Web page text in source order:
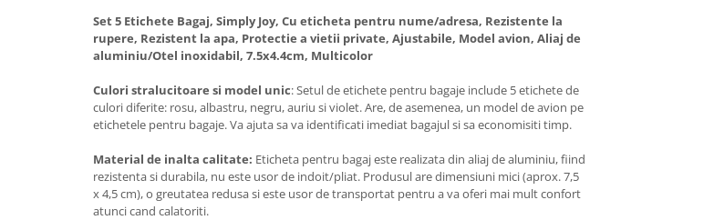
Set 5 Etichete Bagaj, Simply Joy, Cu eticheta pentru nume/adresa, Rezistente la
rupere, Rezistent la apa, Protectie a vietii private, Ajustabile, Model avion, Aliaj de
aluminiu/Otel inoxidabil, 7.5x4.4cm, Multicolor
Culori stralucitoare si model unic: Setul de etichete pentru bagaje include 5 etichete de
culori diferite: rosu, albastru, negru, auriu si violet. Are, de asemenea, un model de avion pe
etichetele pentru bagaje. Va ajuta sa va identificati imediat bagajul si sa economisiti timp.
Material de inalta calitate: Eticheta pentru bagaj este realizata din aliaj de aluminiu, fiind
rezistenta si durabila, nu este usor de indoit/pliat. Produsul are dimensiuni mici (aprox. 7,5
x 4,5 cm), o greutatea redusa si este usor de transportat pentru a va oferi mai mult confort
atunci cand calatoriti.